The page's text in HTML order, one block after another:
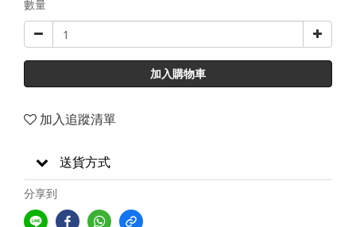
數量
加入購物車
加入追蹤清單
送貨方式
分享到